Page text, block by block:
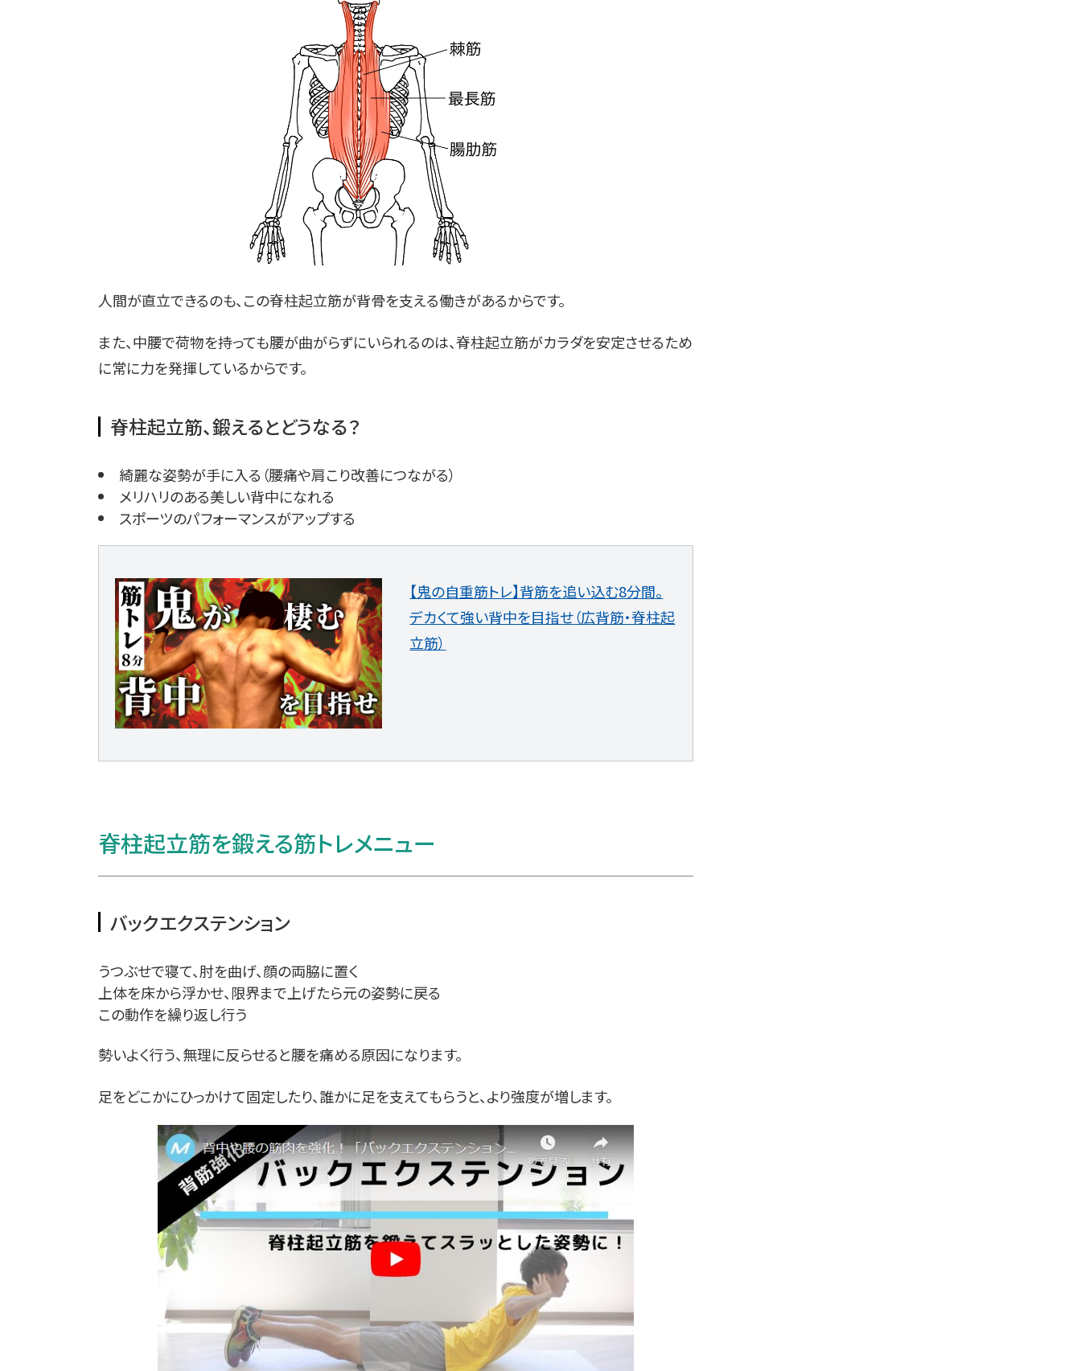
人間が直立できるのも、この脊柱起立筋が背骨を支える働きがあるからです。
また、中腰で荷物を持っても腰が曲がらずにいられるのは、脊柱起立筋がカラダを安定させるため
に常に力を発揮しているからです。
脊柱起立筋、鍛えるとどうなる？
綺麗な姿勢が手に入る（腰痛や肩こり改善につながる）
メリハリのある美しい背中になれる
スポーツのパフォーマンスがアップする
【鬼の自重筋トレ】背筋を追い込む8分間。
デカくて強い背中を目指せ（広背筋・脊柱起
立筋）
脊柱起立筋を鍛える筋トレメニュー
バックエクステンション
うつぶせで寝て、肘を曲げ、顔の両脇に置く
上体を床から浮かせ、限界まで上げたら元の姿勢に戻る
この動作を繰り返し行う
勢いよく行う、無理に反らせると腰を痛める原因になります。
足をどこかにひっかけて固定したり、誰かに足を支えてもらうと、より強度が増します。